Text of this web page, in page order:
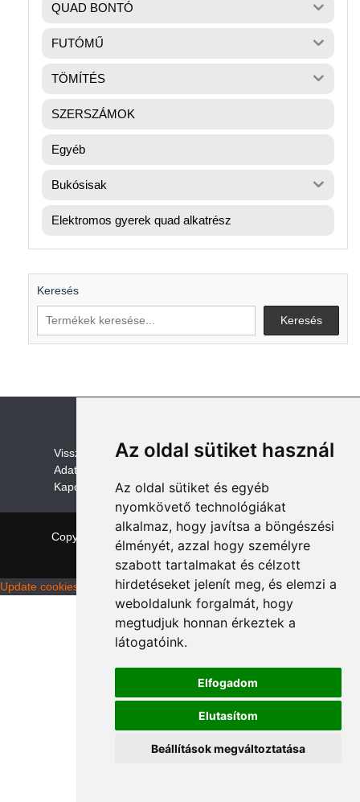
Az oldal sütiket használ
Az oldal sütiket és egyéb
nyomkövető technológiákat
alkalmaz, hogy javítsa a böngészési
élményét, azzal hogy személyre
szabott tartalmakat és célzott
hirdetéseket jelenít meg, és elemzi a
weboldalunk forgalmát, hogy
megtudjuk honnan érkeztek a
látogatóink.
Elfogadom
Elutasítom
Beállítások megváltoztatása
QUAD BONTÓ
FUTÓMŰ
TÖMÍTÉS
SZERSZÁMOK
Egyéb
Bukósisak
Elektromos gyerek quad alkatrész
Keresés
Keresés
Visszaküldési és visszatérítési szabályza
Adatvédelem /GDPR
Kapcsolat
Copyright © 2026 quadalkatreszek.com
Theme:
NewStore by ThemeFarmer
Update cookies preferences